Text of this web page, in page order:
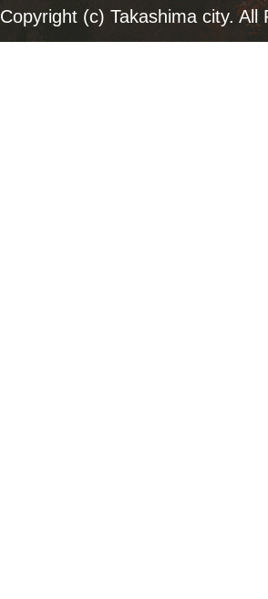
Copyright (c) Takashima city. All